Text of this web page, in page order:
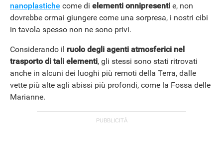
nanoplastiche come di elementi onnipresenti e, non
dovrebbe ormai giungere come una sorpresa, i nostri cibi
in tavola spesso non ne sono privi.
Considerando il ruolo degli agenti atmosferici nel
trasporto di tali elementi, gli stessi sono stati ritrovati
anche in alcuni dei luoghi più remoti della Terra, dalle
vette più alte agli abissi più profondi, come la Fossa delle
Marianne.